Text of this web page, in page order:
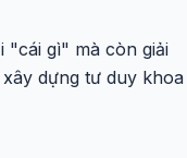
"cái gì" mà còn giải
dựng tư duy khoa